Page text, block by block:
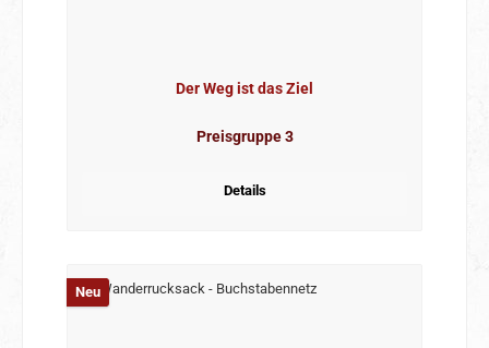
Der Weg ist das Ziel
Preisgruppe 3
Details
Neu